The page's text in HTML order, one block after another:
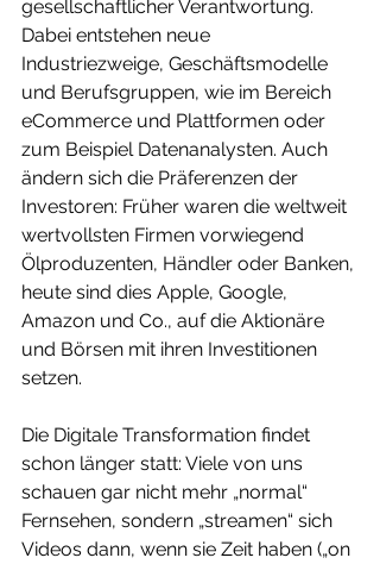
gesellschaftlicher Verantwortung.
Dabei entstehen neue
Industriezweige, Geschäftsmodelle
und Berufsgruppen, wie im Bereich
eCommerce und Plattformen oder
zum Beispiel Datenanalysten. Auch
ändern sich die Präferenzen der
Investoren: Früher waren die weltweit
wertvollsten Firmen vorwiegend
Ölproduzenten, Händler oder Banken,
heute sind dies Apple, Google,
Amazon und Co., auf die Aktionäre
und Börsen mit ihren Investitionen
setzen.
Die Digitale Transformation findet
schon länger statt: Viele von uns
schauen gar nicht mehr „normal“
Fernsehen, sondern „streamen“ sich
Videos dann, wenn sie Zeit haben („on